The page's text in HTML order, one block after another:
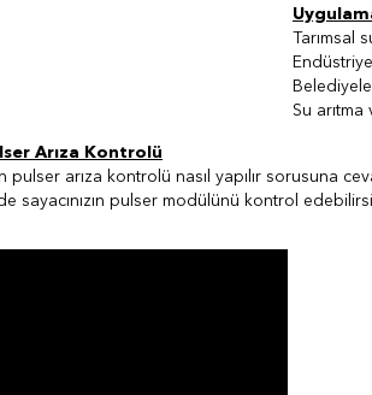
Tarımsal
Su arıtma
Arıza Kontrolü
pulser arıza kontrolü nasıl yapılır sorusuna
sayacınızın pulser modülünü kontrol